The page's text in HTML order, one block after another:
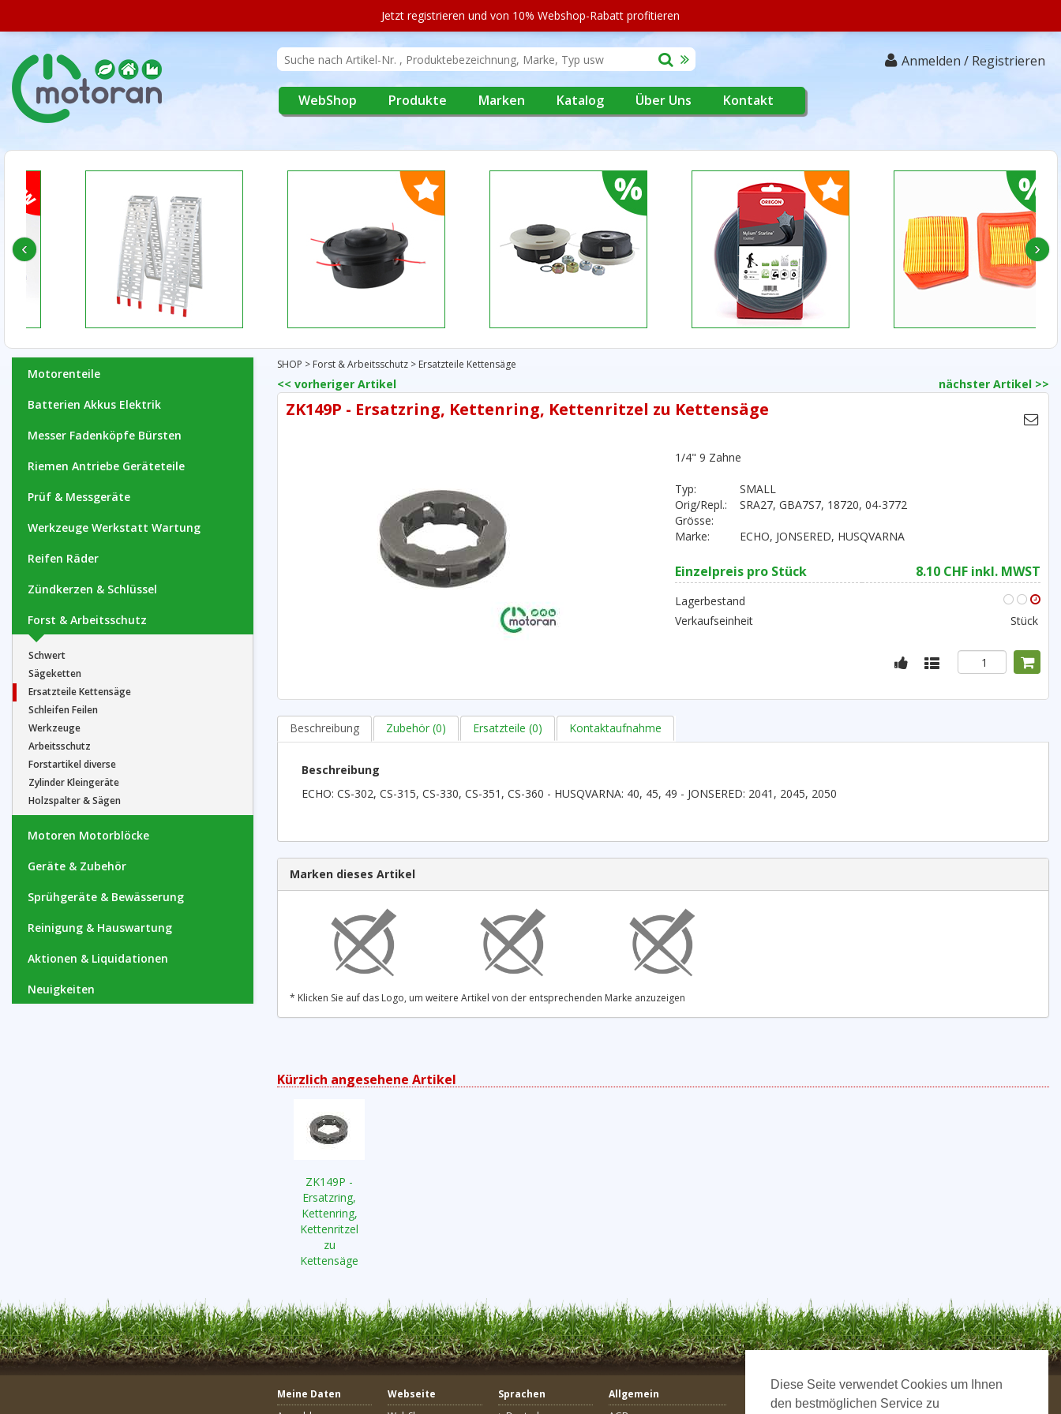
Diese Seite verwendet Cookies um Ihnen
den bestmöglichen Service zu
Jetzt registrieren und von 10% Webshop-Rabatt profitieren
Anmelden / Registrieren
WebShop Produkte Marken Katalog Über Uns Kontakt
‹ ›
Motorenteile
Batterien Akkus Elektrik
Messer Fadenköpfe Bürsten
Riemen Antriebe Geräteteile
Prüf & Messgeräte
Werkzeuge Werkstatt Wartung
Reifen Räder
Zündkerzen & Schlüssel
Forst & Arbeitsschutz
Schwert
Sägeketten
Ersatzteile Kettensäge
Schleifen Feilen
Werkzeuge
Arbeitsschutz
Forstartikel diverse
Zylinder Kleingeräte
Holzspalter & Sägen
Motoren Motorblöcke
Geräte & Zubehör
Sprühgeräte & Bewässerung
Reinigung & Hauswartung
Aktionen & Liquidationen
Neuigkeiten
SHOP > Forst & Arbeitsschutz > Ersatzteile Kettensäge
<< vorheriger Artikel nächster Artikel >>
ZK149P - Ersatzring, Kettenring, Kettenritzel zu Kettensäge
1/4" 9 Zahne
Typ:
SMALL
Orig/Repl.:
SRA27, GBA7S7, 18720, 04-3772
Grösse:
Marke:
ECHO, JONSERED, HUSQVARNA
Einzelpreis pro Stück 8.10 CHF inkl. MWST
Lagerbestand
Verkaufseinheit
Stück
Beschreibung Zubehör (0) Ersatzteile (0) Kontaktaufnahme
Beschreibung
ECHO: CS-302, CS-315, CS-330, CS-351, CS-360 - HUSQVARNA: 40, 45, 49 - JONSERED: 2041, 2045, 2050
Marken dieses Artikel
* Klicken Sie auf das Logo, um weitere Artikel von der entsprechenden Marke anzuzeigen
Kürzlich angesehene Artikel
ZK149P -
Ersatzring,
Kettenring,
Kettenritzel
zu
Kettensäge
Meine Daten
Webseite
Sprachen
Allgemein